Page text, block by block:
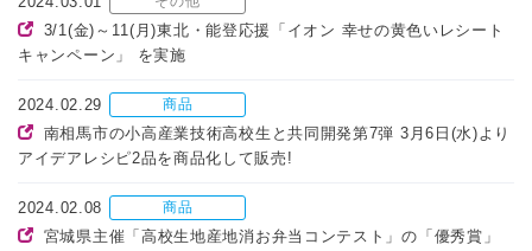
3/1(金)～11(月)東北・能登応援「イオン 幸せの黄色いレシート
キャンペーン」 を実施
2024.02.29 商品
南相馬市の小高産業技術高校生と共同開発第7弾 3月6日(水)より
アイデアレシピ2品を商品化して販売!
2024.02.08 商品
宮城県主催「高校生地産地消お弁当コンテスト」の「優秀賞」